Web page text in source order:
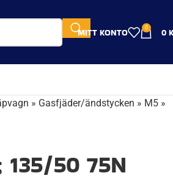
MITT KONTO 0 0
» Gasfjäder/ändstycken » M5 »
50 75N